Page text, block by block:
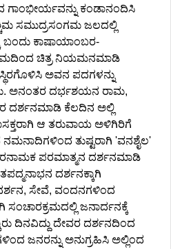
ಗಾಂಭೀರ್ಯವನ್ನು ಕಂಡಾನಂದಿಸಿ
ಸಮುದ್ರಸಂಗಮ ಜಲದಲ್ಲಿ
ಬಂದು ಕಾಷಾಯಾಂಬರ-
ಚಿತ್ರ ನಿಯಮನಮಾಡಿ
ಅವನ ಪದಗಳನ್ನು
ಅನಂತರ ದರ್ಭಶಯನ ರಾಮ,
ದರ್ಶನಮಾಡಿ ಕೆಲದಿನ ಅಲ್ಲಿ
ಆ ತರುವಾಯ ಅಳಿಗಿರಿಗೆ
ತುಷ್ಟರಾಗಿ 'ವನಶೈಲ'
ಪರಮಾತ್ಮನ ದರ್ಶನಮಾಡಿ
ದರ್ಶನಕ್ಕಾಗಿ
ಸೇವೆ, ವಂದನಗಳಿಂದ
ಸಂಚಾರಕ್ರಮದಲ್ಲಿ ಜನಾರ್ದನಕ್ಕೆ
ದಿನವಿದ್ದು ದೇವರ ದರ್ಶನದಿಂದ
ಜನರನ್ನು ಅನುಗ್ರಹಿಸಿ ಅಲ್ಲಿಂದ